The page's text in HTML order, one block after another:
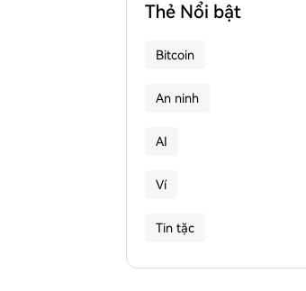
Thẻ Nổi bật
Bitcoin
An ninh
AI
Ví
Tin tặc